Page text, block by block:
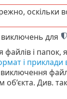
оскільки
виключень для
файлів і папок,
і приклади
Див.